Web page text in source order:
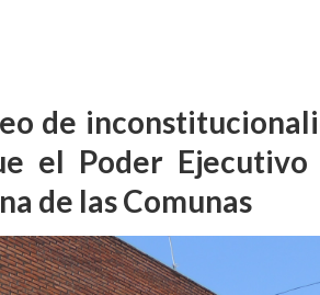
de
el Poder
de las Comunas